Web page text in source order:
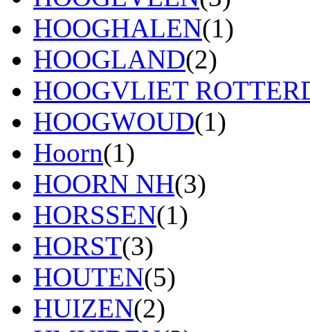
HOOGHALEN(1)
HOOGLAND(2)
HOOGVLIET
HOOGWOUD(1)
Hoorn(1)
HOORN NH(3)
HORSSEN(1)
HORST(3)
HOUTEN(5)
HUIZEN(2)